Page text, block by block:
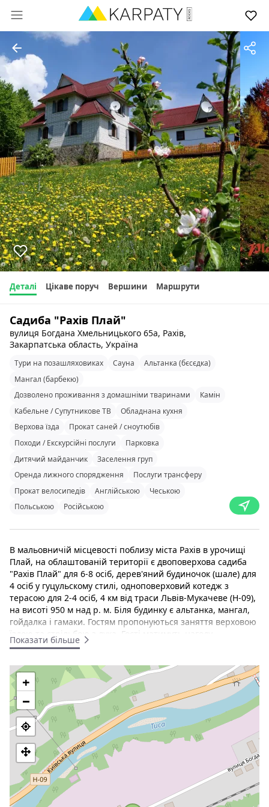
Деталі Цікаве поруч Вершини Маршрути
Садиба "Рахів Плай"
вулиця Богдана Хмельницького 65а, Рахів,
Закарпатська область, Україна
Тури на позашляховиках Сауна
Альтанка (бєсєдка)
Мангал (барбекю)
Дозволено проживання з домашніми тваринами
Камін
Кабельне / Супутникове ТВ
Обладнана кухня
Верхова їзда
Прокат саней / сноутюбів
Походи / Екскурсійні послуги
Парковка
Дитячий майданчик
Заселення груп
Оренда лижного спорядження
Послуги трансферу
Прокат велосипедів
Англійською
Чеською
Польською
Російською
В мальовничій місцевості поблизу міста Рахів в урочищі
Плай, на облаштованій території є двоповерхова садиба
"Рахів Плай" для 6-8 осіб, дерев'яний будиночок (шале) для
4 осіб у гуцульскому стилі, одноповерховий котедж з
терасою для 2-4 осіб, 4 км від траси Львів-Мукачеве (H-09),
на висоті 950 м над р. м. Біля будинку є альтанка, мангал,
гойдалка і гамаки. Гостям пропонуються заняття верховою
їздою та стрільбою з лука. Гості матимуть нагоду
зупинитися в котеджі з устаткуванням для барбекю.
залізничного вокзалу Рахова становить 5 км, а до
аеропорту Івано-Франківська - 130 км.
Кожен котедж гостьового будинку "Рахів Плай" оздоблений
деревом та оснащений телевізором з плоским екраном.
Ванні кімнати забезпечені душем та феном. Гості можуть
приготувати власні страви на міні-кухні з мікрохвильовою
піччю і плитою.
Двоповерховий котедж для 6-8 осіб На першому поверсі
- обладнана кухня, вітальня (телевізор, 2 розкладні
дивани і 2 крісла), санвузол (душ, туалет, умивальник).
Показати більше
+
−